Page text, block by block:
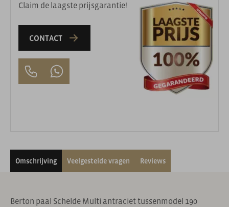
Claim de laagste prijsgarantie!
CONTACT
Omschrijving Veelgestelde vragen Reviews
Berton paal Schelde Multi antraciet tussenmodel 190